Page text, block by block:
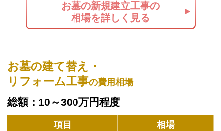
お墓の新規建立工事の
相場を詳しく見る
お墓の建て替え・
リフォーム工事の費用相場
総額：10～300万円程度
項目
相場